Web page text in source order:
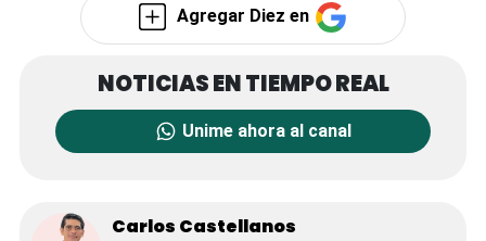
Agregar Diez en
Unime ahora al canal
Carlos Castellanos